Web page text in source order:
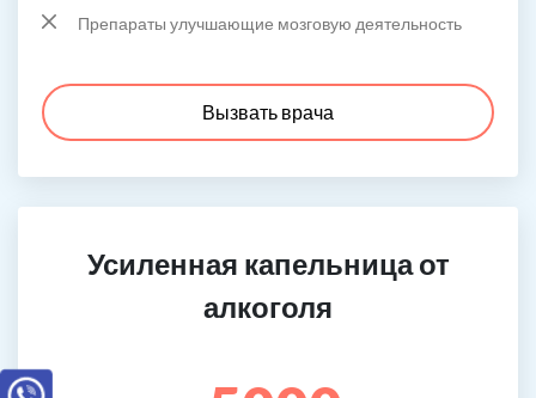
Препараты улучшающие мозговую деятельность
Вызвать врача
Усиленная капельница от
алкоголя